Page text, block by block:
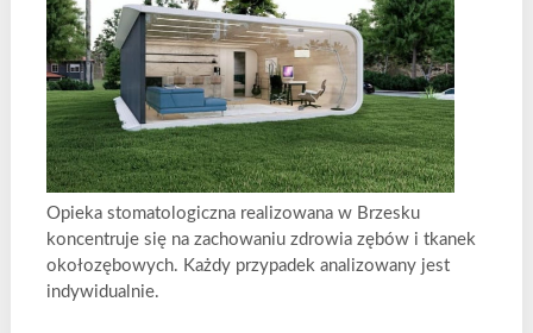
Opieka stomatologiczna realizowana w Brzesku
koncentruje się na zachowaniu zdrowia zębów i tkanek
okołozębowych. Każdy przypadek analizowany jest
indywidualnie.